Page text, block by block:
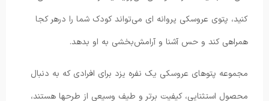
کنید، پتوی عروسکی پروانه‌ ای می‌تواند کودک شما را درهر کجا
همراهی کند و حس آشنا و آرامش‌بخشی به او بدهد.
مجموعه پتوهای عروسکی یک نفره یزد برای افرادی که به دنبال
محصول استثنایی، کیفیت برتر و طیف وسیعی از طرحها هستند،